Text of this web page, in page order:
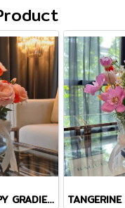
EVELINE X POPPY GRADIENT VASE